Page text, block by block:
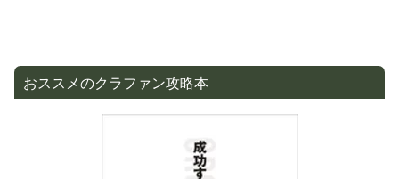
おススメのクラファン攻略本